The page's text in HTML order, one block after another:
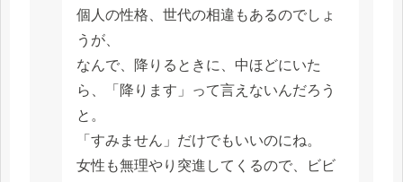
個人の性格、世代の相違もあるのでしょ
うが、
なんで、降りるときに、中ほどにいた
ら、「降ります」って言えないんだろう
と。
「すみません」だけでもいいのにね。
女性も無理やり突進してくるので、ビビ